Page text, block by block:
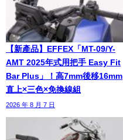
【新產品】EFFEX「MT-09/Y-
AMT 2025年式用把手 Easy Fit
Bar Plus」！高7mm後移16mm
直上×三色×免換線組
2026 年 8 月 7 日